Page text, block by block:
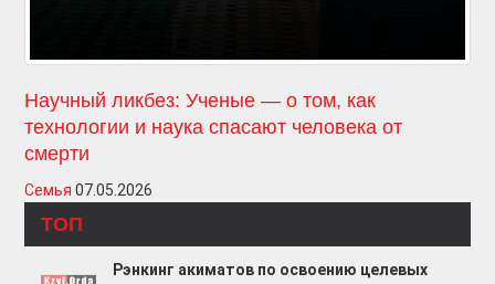
Научный ликбез: Ученые — о том, как
технологии и наука спасают человека от
смерти
Семья 07.05.2026
ТОП
Рэнкинг акиматов по освоению целевых